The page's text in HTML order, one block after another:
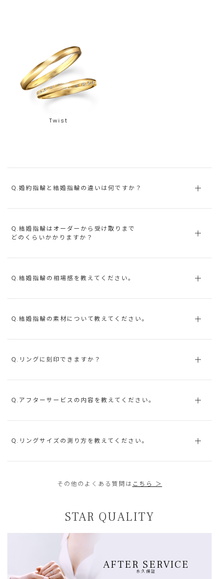
Twist
Q.婚約指輪と結婚指輪の違いは何ですか？
Q.結婚指輪はオーダーから受け取りまで
どのくらいかかりますか？
Q.結婚指輪の相場感を教えてください。
Q.結婚指輪の素材について教えてください。
Q.リングに刻印できますか？
Q.アフターサービスの内容を教えてください。
Q.リングサイズの測り方を教えてください。
その他のよくある質問は こちら ＞
STAR QUALITY
AFTER SERVICE
永久保証